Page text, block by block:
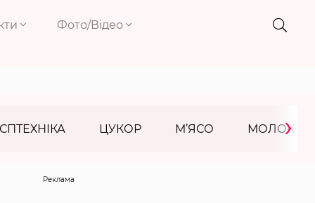
Фото/Відео
ЦУКОР М’ЯСО МОЛОКО
›
Реклама